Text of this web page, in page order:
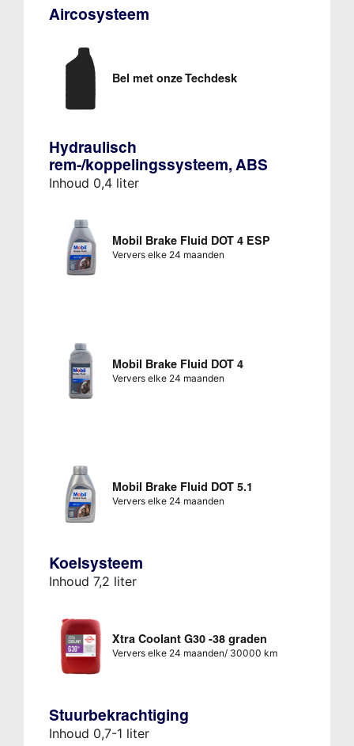
Aircosysteem
Bel met onze Techdesk
Hydraulisch
rem-/koppelingssysteem, ABS
Inhoud 0,4 liter
Mobil Brake Fluid DOT 4 ESP
Ververs elke 24 maanden
Mobil Brake Fluid DOT 4
Ververs elke 24 maanden
Mobil Brake Fluid DOT 5.1
Ververs elke 24 maanden
Koelsysteem
Inhoud 7,2 liter
Xtra Coolant G30 -38 graden
Ververs elke 24 maanden/ 30000 km
Stuurbekrachtiging
Inhoud 0,7-1 liter